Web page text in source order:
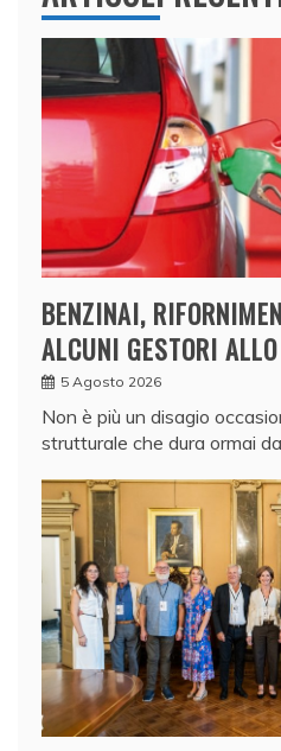
BENZINAI,
ALCUNI GESTORI
5 Agosto 2026
Non è più un disagio
strutturale che dura ormai da